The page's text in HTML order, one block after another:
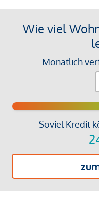
Wie viel
Monatlich
Soviel Kredit